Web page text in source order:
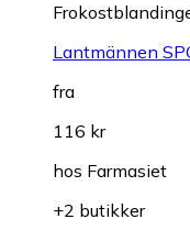
Lantmännen
fra
116 kr
hos Farmasiet
+2 butikker